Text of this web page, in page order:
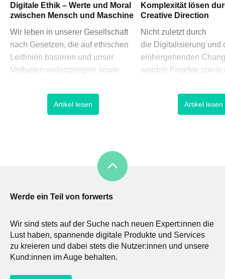
Digitale Ethik – Werte und Moral
zwischen Mensch und Maschine
Wir leben in unserer Gesellschaft
nach Gesetzen, die auf ethischen
Leitlinien basieren und unser
Verhalten widerspiegeln sowie
eine fortschrittliche Technologie zu
neuen Höhen auf, verharrt diese
stellen. So verhält es sich auch mit
der Digitalisierung, die sowohl [&
Artikel lesen
Komplexität lösen
Creative Direction
Nicht zuletzt durch
die Digitalisierung und
einhergehenden
werden Projekte sowie
Dies ist insofern wenig
verwunderlich, da dem
Artikel lesen
Werde ein Teil von forwerts
Wir sind stets auf der Suche nach neuen Expert:innen die
Lust haben, spannende digitale Produkte und Services
zu kreieren und dabei stets die Nutzer:innen und unsere
Kund:innen im Auge behalten.